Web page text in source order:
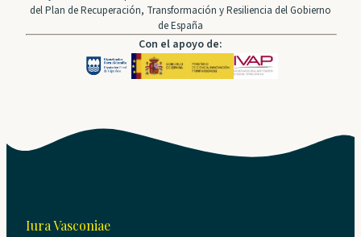
del Plan de Recuperación, Transformación y Resiliencia del Gobierno
de España
Con el apoyo de:
Iura Vasconiae